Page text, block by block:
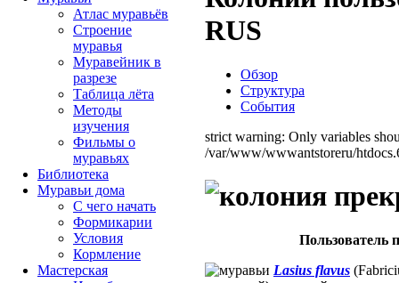
RUS
Обзор
Структура
События
strict warning: Only variables
/var/www/wwwantstoreru/
Пользователь
Lasius flavus
Атлас муравьёв
Строение
муравья
Муравейник в
разрезе
Таблица лёта
Методы
изучения
Фильмы о
муравьях
Библиотека
Муравьи дома
С чего начать
Формикарии
Условия
Кормление
Мастерская